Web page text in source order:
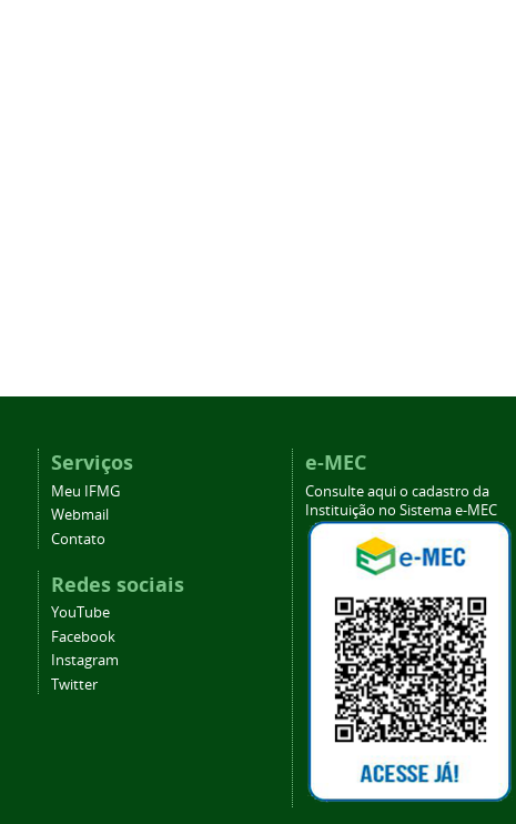
Serviços
Meu IFMG
Webmail
Contato
Redes sociais
YouTube
Facebook
Instagram
Twitter
e-MEC
Consulte aqui o cadastro da
Instituição no Sistema e-MEC